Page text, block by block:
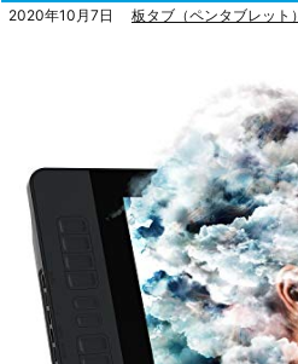
2020年10月7日 板タブ（ペンタブレット）